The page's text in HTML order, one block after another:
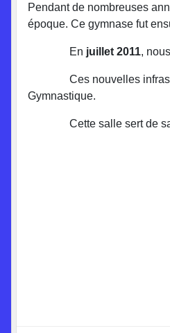
Pendant de nombreuses
époque. Ce gymnase fut
En juillet 2011,
Ces nouvelles
Gymnastique.
Cette salle sert de salle